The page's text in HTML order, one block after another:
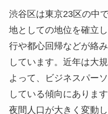
渋谷区は東京23区の中
地としての地位を確立
行や都心回帰などが絡
しています。近年は大
よって、ビジネスパー
している傾向にありま
夜間人口が大きく変動